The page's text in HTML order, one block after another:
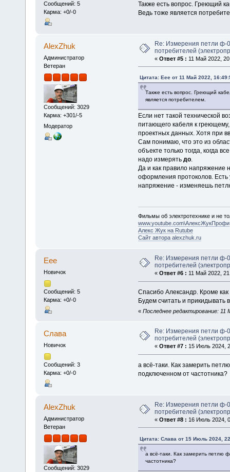
Сообщений: 5
Карма: +0/-0
Также есть вопрос. Греющий
Ведь тоже является
AlexZhuk
Администратор
Ветеран
Сообщений: 3029
Карма: +301/-5
Модератор
Re: Измерения петли ф-
потребителей
« Ответ #5 : 11 Май 2022,
Цитата: Еее от 11 Май 2022,
Также есть вопрос. Греющий
является потребителем.
Если нет такой технической
питающего кабеля к греющему,
проектных данных. Хотя при
Сам понимаю, что это из
объекте только тогда, когда
надо измерять до.
Да и как правило напряжение
оформления протоколов. Есть
напряжение - изменяешь
Фильмы об электротехнике и не
www.youtube.com\АлексЖукПрофи
Алекс Жук на Rutube
Сайт автора alexzhuk.ru
Еее
Новичок
Сообщений: 5
Карма: +0/-0
Re: Измерения петли ф-
потребителей
« Ответ #6 : 11 Май 2022,
Спасибо Александр. Кроме
Будем считать и прикидывать
« Последнее редактирование: 11
Слава
Новичок
Сообщений: 3
Карма: +0/-0
Re: Измерения петли ф-
потребителей
« Ответ #7 : 15 Июль 2024,
а всё-таки. Как замерить
подключенном от частотника?
AlexZhuk
Администратор
Ветеран
Сообщений: 3029
Re: Измерения петли ф-
потребителей
« Ответ #8 : 16 Июль 2024,
Цитата: Слава от 15 Июль 2024,
а всё-таки. Как замерить петлю
частотника?